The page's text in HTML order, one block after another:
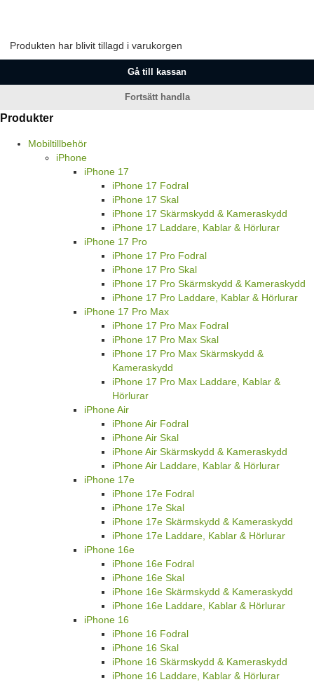
Produkten har blivit tillagd i varukorgen
Gå till kassan
Fortsätt handla
Produkter
Mobiltillbehör
iPhone
iPhone 17
iPhone 17 Fodral
iPhone 17 Skal
iPhone 17 Skärmskydd & Kameraskydd
iPhone 17 Laddare, Kablar & Hörlurar
iPhone 17 Pro
iPhone 17 Pro Fodral
iPhone 17 Pro Skal
iPhone 17 Pro Skärmskydd & Kameraskydd
iPhone 17 Pro Laddare, Kablar & Hörlurar
iPhone 17 Pro Max
iPhone 17 Pro Max Fodral
iPhone 17 Pro Max Skal
iPhone 17 Pro Max Skärmskydd &
Kameraskydd
iPhone 17 Pro Max Laddare, Kablar &
Hörlurar
iPhone Air
iPhone Air Fodral
iPhone Air Skal
iPhone Air Skärmskydd & Kameraskydd
iPhone Air Laddare, Kablar & Hörlurar
iPhone 17e
iPhone 17e Fodral
iPhone 17e Skal
iPhone 17e Skärmskydd & Kameraskydd
iPhone 17e Laddare, Kablar & Hörlurar
iPhone 16e
iPhone 16e Fodral
iPhone 16e Skal
iPhone 16e Skärmskydd & Kameraskydd
iPhone 16e Laddare, Kablar & Hörlurar
iPhone 16
iPhone 16 Fodral
iPhone 16 Skal
iPhone 16 Skärmskydd & Kameraskydd
iPhone 16 Laddare, Kablar & Hörlurar